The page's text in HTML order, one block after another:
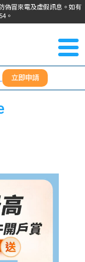
偽冒來電及虛假訊息。如有
。
們
＋
立即申請